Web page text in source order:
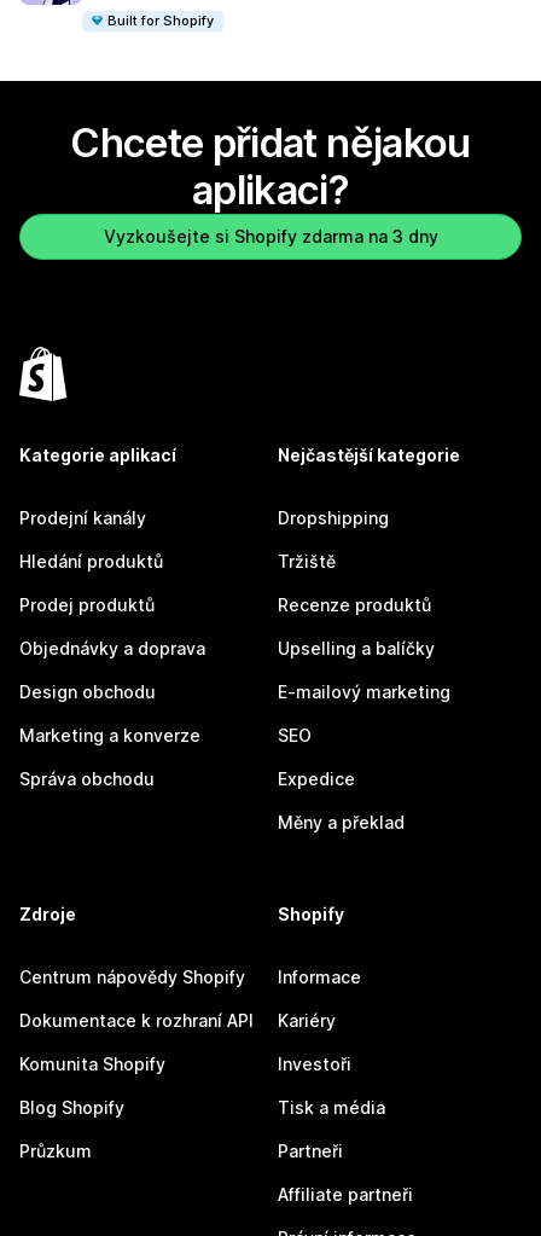
Built for Shopify
Chcete přidat nějakou
aplikaci?
Vyzkoušejte si Shopify zdarma na 3 dny
Kategorie aplikací
Prodejní kanály
Hledání produktů
Prodej produktů
Objednávky a doprava
Design obchodu
Marketing a konverze
Správa obchodu
Nejčastější kategorie
Dropshipping
Tržiště
Recenze produktů
Upselling a balíčky
E-mailový marketing
SEO
Expedice
Měny a překlad
Zdroje
Centrum nápovědy Shopify
Dokumentace k rozhraní API
Komunita Shopify
Blog Shopify
Průzkum
Shopify
Informace
Kariéry
Investoři
Tisk a média
Partneři
Affiliate partneři